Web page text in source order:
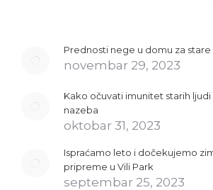
Prednosti nege u domu za stare
novembar 29, 2023
Kako očuvati imunitet starih
nazeba
oktobar 31, 2023
Ispraćamo leto i dočekujemo
pripreme u Vili Park
septembar 25, 2023